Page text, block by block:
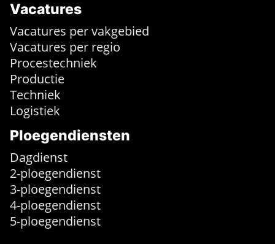
Vacatures
Vacatures per vakgebied
Vacatures per regio
Procestechniek
Productie
Techniek
Logistiek
Ploegendiensten
Dagdienst
2-ploegendienst
3-ploegendienst
4-ploegendienst
5-ploegendienst